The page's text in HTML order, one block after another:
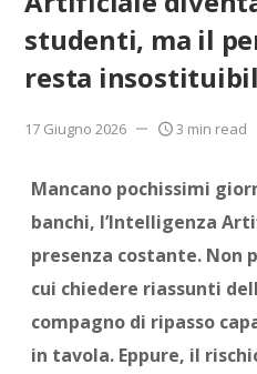
studenti, ma il
resta
17 Giugno 2026 3 min read
Mancano pochissimi
banchi, l’Intelligenza
presenza costante. Non
cui chiedere riassunti
compagno di ripasso
in tavola. Eppure, il